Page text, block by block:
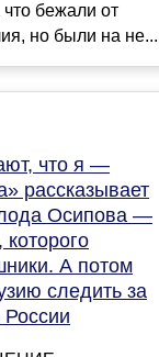
бежали от
но были на не...
что я —
рассказывает
Осипова —
А потом
следить за
России